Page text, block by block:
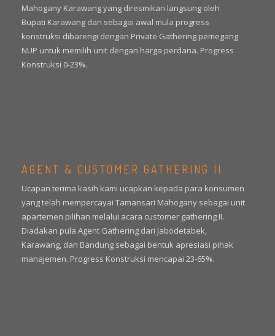
Mahogany Karawang yang diresmikan langsung oleh
Bupati Karawang dan sebagai awal mula progress
konstruksi dibarengi dengan Private Gathering pemegang
NUP untuk memilih unit dengan harga perdana. Progress
Konstruksi 0-23%.
AGENT & CUSTOMER GATHERING II
Ucapan terima kasih kami ucapkan kepada para konsumen
yang telah mempercayai Tamansari Mahogany sebagai unit
apartemen pilihan melalui acara customer gathering II.
Diadakan pula Agent Gathering dari Jabodetabek,
Karawang, dan Bandung sebagai bentuk apresiasi pihak
manajemen. Progress Konstruksi mencapai 23-65%.